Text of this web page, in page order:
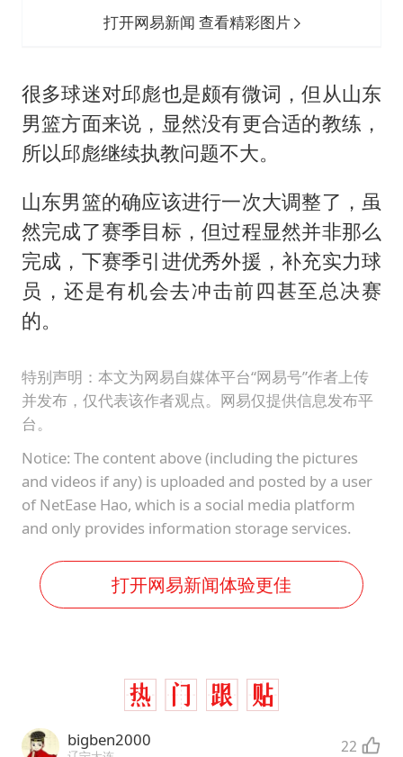
打开网易新闻 查看精彩图片
很多球迷对邱彪也是颇有微词，但从山东
男篮方面来说，显然没有更合适的教练，
所以邱彪继续执教问题不大。
山东男篮的确应该进行一次大调整了，虽
然完成了赛季目标，但过程显然并非那么
完成，下赛季引进优秀外援，补充实力球
员，还是有机会去冲击前四甚至总决赛
的。
特别声明：本文为网易自媒体平台“网易号”作者上传
并发布，仅代表该作者观点。网易仅提供信息发布平
台。
Notice: The content above (including the pictures
and videos if any) is uploaded and posted by a user
of NetEase Hao, which is a social media platform
and only provides information storage services.
打开网易新闻体验更佳
bigben2000 22